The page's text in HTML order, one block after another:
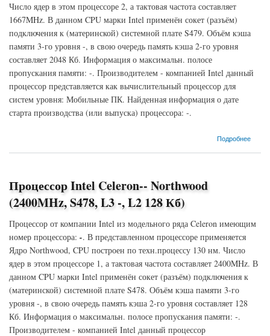
Число ядер в этом процессоре 2, а тактовая частота составляет
1667MHz. В данном CPU марки Intel применён сокет (разъём)
подключения к (материнской) системной плате S479. Объём кэша
памяти 3-го уровня -, в свою очередь память кэша 2-го уровня
составляет 2048 Кб. Информация о максимальн. полосе
пропускания памяти: -. Производителем - компанией Intel данный
процессор представляется как вычислительный процессор для
систем уровня: Мобильные ПК. Найденная информация о дате
старта производства (или выпуска) процессора: -.
Подробнее
о Процессор Intel Core 2 Duo-T5500 Merom (1667MHz, S479, L3 -, L2 2048 Кб)
Процессор Intel Celeron-- Northwood
(2400MHz, S478, L3 -, L2 128 Кб)
Процессор от компании Intel из модельного ряда Celeron имеющим
номер процессора: -. В представленном процессоре применяется
Ядро Northwood, CPU построен по техн.процессу 130 нм. Число
ядер в этом процессоре 1, а тактовая частота составляет 2400MHz. В
данном CPU марки Intel применён сокет (разъём) подключения к
(материнской) системной плате S478. Объём кэша памяти 3-го
уровня -, в свою очередь память кэша 2-го уровня составляет 128
Кб. Информация о максимальн. полосе пропускания памяти: -.
Производителем - компанией Intel данный процессор